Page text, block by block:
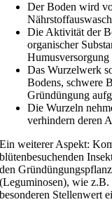
Der Boden wird
Die Aktivität der
organischer
Humusversorgung
Das Wurzelwerk
Bodens, schwere
Gründüngung
Die Wurzeln
verhindern deren
Ein weiterer Aspekt:
blütenbesuchenden
den
(Leguminosen), wie
besonderen Stellenwert